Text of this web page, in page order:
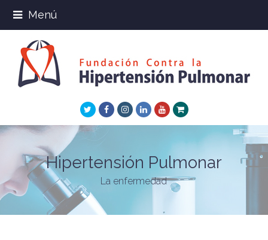
Menú
TwitterFacebookInstagram
LinkedInYoutube
Xing
Hipertensión Pulmonar
La enfermedad